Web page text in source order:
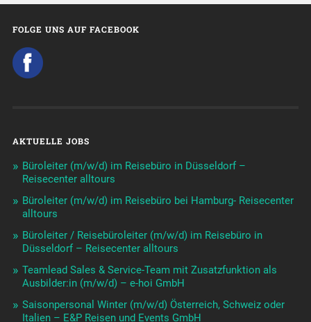
FOLGE UNS AUF FACEBOOK
AKTUELLE JOBS
Büroleiter (m/w/d) im Reisebüro in Düsseldorf –
Reisecenter alltours
Büroleiter (m/w/d) im Reisebüro bei Hamburg- Reisecenter
alltours
Büroleiter / Reisebüroleiter (m/w/d) im Reisebüro in
Düsseldorf – Reisecenter alltours
Teamlead Sales & Service-Team mit Zusatzfunktion als
Ausbilder:in (m/w/d) – e-hoi GmbH
Saisonpersonal Winter (m/w/d) Österreich, Schweiz oder
Italien – E&P Reisen und Events GmbH